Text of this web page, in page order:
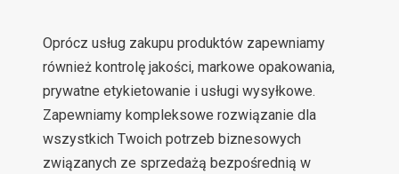
Oprócz usług zakupu produktów zapewniamy
również kontrolę jakości, markowe opakowania,
prywatne etykietowanie i usługi wysyłkowe.
Zapewniamy kompleksowe rozwiązanie dla
wszystkich Twoich potrzeb biznesowych
związanych ze sprzedażą bezpośrednią w